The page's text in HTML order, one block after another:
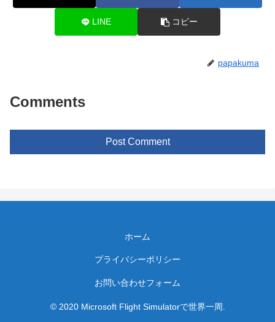
LINE コピー
papakuma
Comments
Post Comment
ホーム
プライバシーポリシー
お問い合わせフォーム
© 2020 Microsoft Flight Simulatorで世界一周.